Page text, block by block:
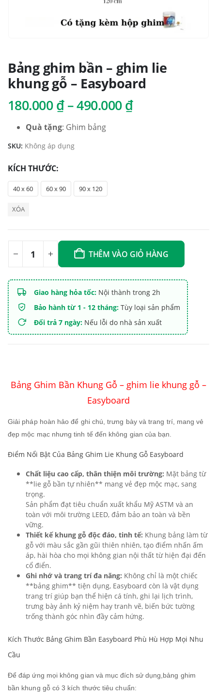
Bảng ghim bần – ghim lie
khung gỗ – Easyboard
180.000₫ –490.000₫Khoảng
Quà tặng: Ghim bảng
SKU: Không áp dụng
KÍCH THƯỚC
40 x 60 60 x 90 90 x 120
XÓA
THÊM VÀO GIỎ HÀNG
Giao hàng hỏa tốc:Nội thành trong 2h
Bảo hành từ 1 - 12 tháng:Tùy loại sản phẩm
Đổi trả 7 ngày:Nếu lỗi do nhà sản xuất
Bảng Ghim Bần Khung Gỗ – ghim lie khung gỗ –
Easyboard
Giải pháp hoàn hảo để ghi chú, trưng bày và trang trí, mang vẻ
đẹp mộc mạc nhưng tinh tế đến không gian của bạn.
Điểm Nổi Bật Của Bảng Ghim Lie Khung Gỗ Easyboard
Chất liệu cao cấp, thân thiện môi trường: Mặt bảng từ
**lie gỗ bần tự nhiên** mang vẻ đẹp mộc mạc, sang
trọng.
Sản phẩm đạt tiêu chuẩn xuất khẩu Mỹ ASTM và an
toàn với môi trường LEED, đảm bảo an toàn và bền
vững.
Thiết kế khung gỗ độc đáo, tinh tế: Khung bảng làm từ
gỗ với màu sắc gần gũi thiên nhiên, tạo điểm nhấn ấm
áp, hài hòa cho mọi không gian nội thất từ hiện đại đến
cổ điển.
Ghi nhớ và trang trí đa năng: Không chỉ là một chiếc
**bảng ghim** tiện dụng, Easyboard còn là vật dụng
trang trí giúp bạn thể hiện cá tính, ghi lại lịch trình,
trưng bày ảnh kỷ niệm hay tranh vẽ, biến bức tường
trống thành góc nhìn đầy cảm hứng.
Kích Thước Bảng Ghim Bần Easyboard Phù Hù Hợp Mọi Nhu
Cầu
Để đáp ứng mọi không gian và mục đích sử dụng,bảng ghim
bần khung gỗ có 3 kích thước tiêu chuẩn: